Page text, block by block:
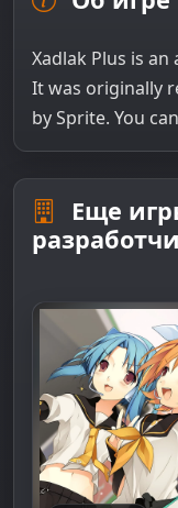
Xadlak Plus is
It was originally
by Sprite. You
Еще